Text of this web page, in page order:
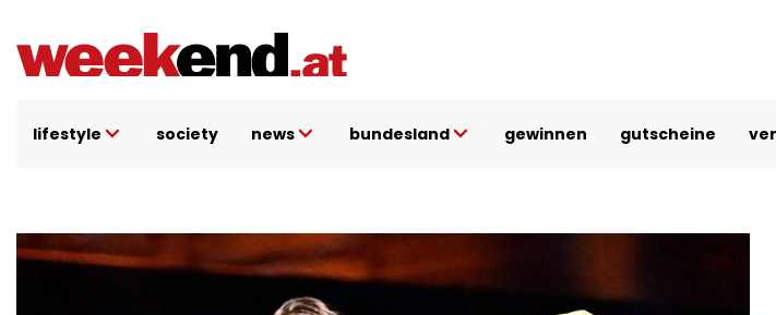
Inhalt
lifestyle society news bundesland gewinnen gutscheine